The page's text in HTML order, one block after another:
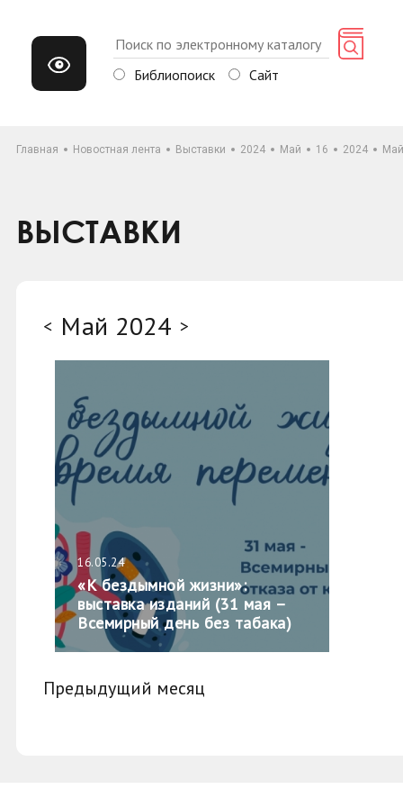
Библиопоиск Сайт
Главная Новостная лента Выставки 2024 Май 16 2024 Май
ВЫСТАВКИ
< Май 2024 >
16.05.24
«К бездымной жизни»:
выставка изданий (31 мая –
Всемирный день без табака)
Предыдущий месяц